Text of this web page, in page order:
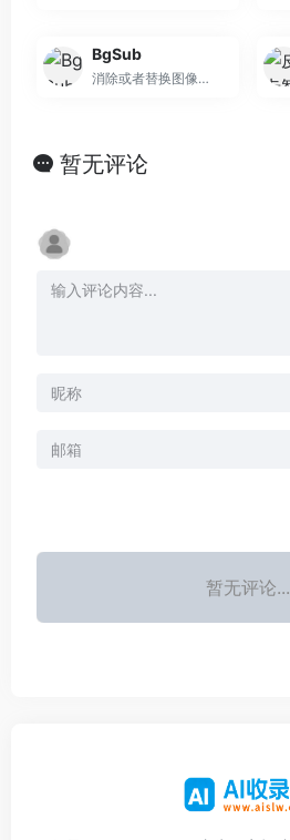
BgSub
消除或者替换图像背景，无需上传图像 - BgSub-抠图
暂无评论
暂无评论...